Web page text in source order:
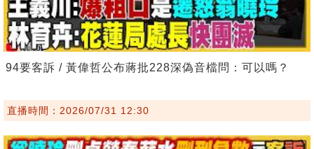
94要客訴 / 黃偉哲公布蔣批228深偽音檔問：可以嗎？
直播時間：2026/07/31 12:30